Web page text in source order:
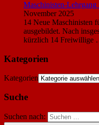
Maschinisten-
November 2025
14 Neue Maschinisten
ausgebildet. Nach
kürzlich 14 Freiwillige
Kategorien
Kategorien
Suche
Suchen nach: